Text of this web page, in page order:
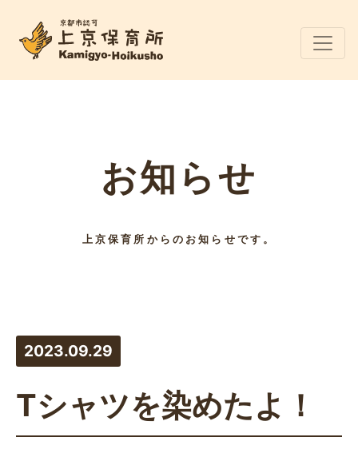
お知らせ
上京保育所からのお知らせです。
2023.09.29
Tシャツを染めたよ！